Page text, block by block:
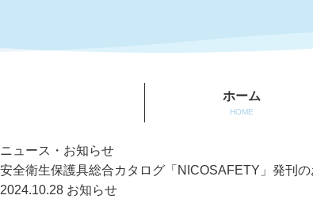
ホーム
HOME
ニュース・お知らせ
安全衛生保護具総合カタログ「NICOSAFETY」発刊
2024.10.28 お知らせ